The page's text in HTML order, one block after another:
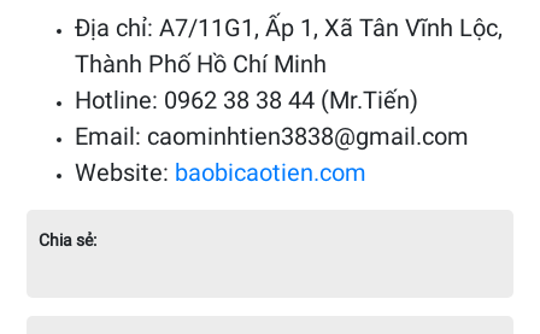
Địa chỉ: A7/11G1, Ấp 1, Xã Tân Vĩnh Lộc,
Thành Phố Hồ Chí Minh
Hotline: 0962 38 38 44 (Mr.Tiến)
Email: caominhtien3838@gmail.com
Website: baobicaotien.com
Chia sẻ: